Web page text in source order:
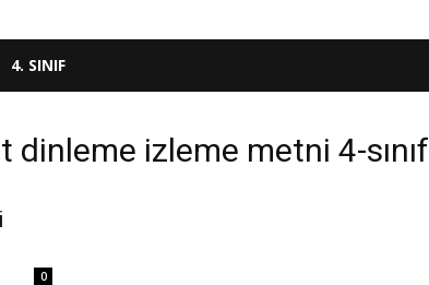
4. SINIF
izleme metni 4-sınıf
0